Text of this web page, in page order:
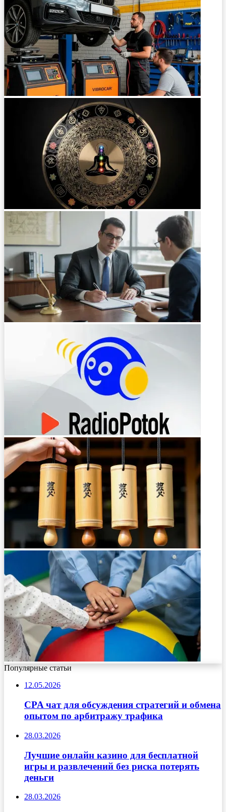
Популярные статьи
12.05.2026
CPA чат для обсуждения стратегий и обмена
опытом по арбитражу трафика
28.03.2026
Лучшие онлайн казино для бесплатной
игры и развлечений без риска потерять
деньги
28.03.2026